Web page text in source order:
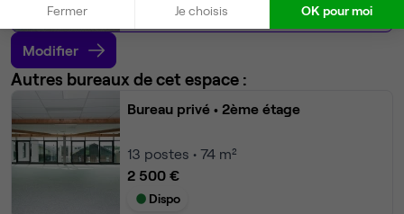
Dispo
Modifier
Autres bureaux de cet espace :
Bureau privé • 2ème étage
13 postes • 74 m²
2 500 €
Dispo
Fermer Je choisis OK pour moi